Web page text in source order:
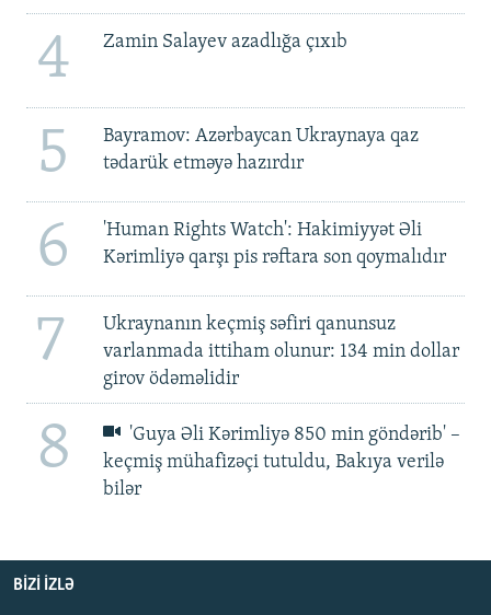
4 Zamin Salayev azadlığa çıxıb
5
Bayramov: Azərbaycan Ukraynaya qaz
tədarük etməyə hazırdır
6
'Human Rights Watch': Hakimiyyət Əli
Kərimliyə qarşı pis rəftara son qoymalıdır
7
Ukraynanın keçmiş səfiri qanunsuz
varlanmada ittiham olunur: 134 min dollar
girov ödəməlidir
8
'Guya Əli Kərimliyə 850 min göndərib' –
keçmiş mühafizəçi tutuldu, Bakıya verilə
bilər
BIZI IZLƏ